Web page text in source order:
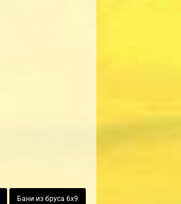
Бани из бруса 6х9